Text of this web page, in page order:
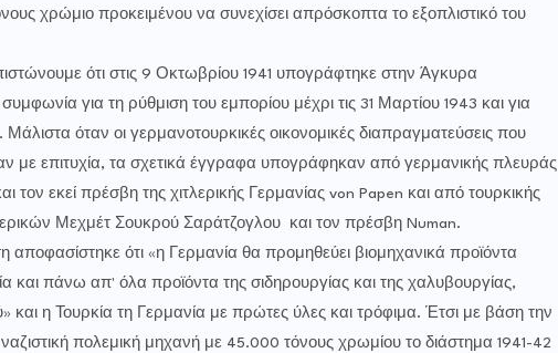
χρώμιο προκειμένου να συνεχίσει απρόσκοπτα το εξοπλιστικό του
ότι στις 9 Οκτωβρίου 1941 υπογράφτηκε στην Άγκυρα
για τη ρύθμιση του εμπορίου μέχρι τις 31 Μαρτίου 1943 και για
όταν οι γερμανοτουρκικές οικονομικές διαπραγματεύσεις που
με επιτυχία, τα σχετικά έγγραφα υπογράφηκαν από γερμανικής πλευράς
εκεί πρέσβη της χιτλερικής Γερμανίας von Papen και από τουρκικής
Μεχμέτ Σουκρού Σαράτζογλου και τον πρέσβη Numan.
ότι «η Γερμανία θα προμηθεύει βιομηχανικά προϊόντα
και πάνω απ' όλα προϊόντα της σιδηρουργίας και της χαλυβουργίας,
και η Τουρκία τη Γερμανία με πρώτες ύλες και τρόφιμα. Έτσι με βάση την
πολεμική μηχανή με 45.000 τόνους χρωμίου το διάστημα 1941-42